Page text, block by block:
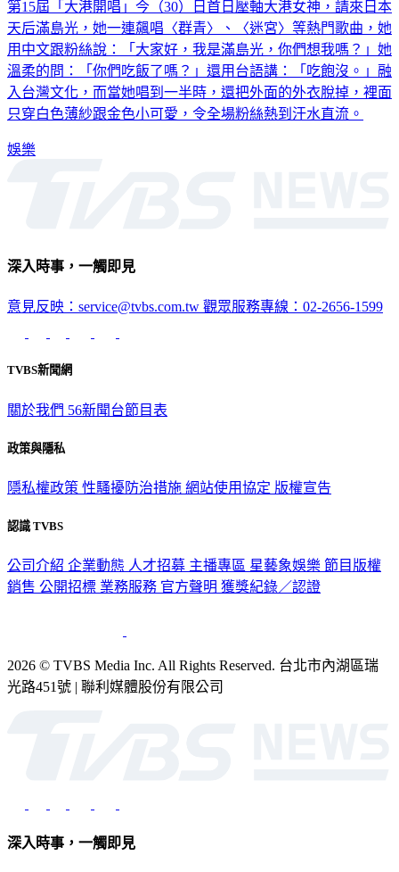
第15屆「大港開唱」今（30）日首日壓軸大港女神，請來日本
天后滿島光，她一連飆唱〈群青〉、〈迷宮〉等熱門歌曲，她
用中文跟粉絲說：「大家好，我是滿島光，你們想我嗎？」她
溫柔的問：「你們吃飯了嗎？」還用台語講：「吃飽沒。」融
入台灣文化，而當她唱到一半時，還把外面的外衣脫掉，裡面
只穿白色薄紗跟金色小可愛，令全場粉絲熱到汗水直流。
娛樂
深入時事，一觸即見
意見反映：service@tvbs.com.tw 觀眾服務專線：02-2656-1599
TVBS新聞網
關於我們 56新聞台節目表
政策與隱私
隱私權政策 性騷擾防治措施 網站使用協定 版權宣告
認識 TVBS
公司介紹 企業動態 人才招募 主播專區 星藝象娛樂 節目版權
銷售 公開招標 業務服務 官方聲明 獲獎紀錄／認證
2026 © TVBS Media Inc. All Rights Reserved. 台北市內湖區瑞
光路451號 | 聯利媒體股份有限公司
深入時事，一觸即見